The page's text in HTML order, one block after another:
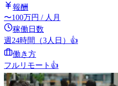
報酬
〜100万円 / 人月
稼働日数
週24時間（3人日） 👍
働き方
フルリモート 👍